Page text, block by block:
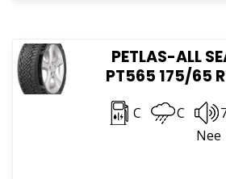
PETLAS-ALL
PT565 175/65
C C
Nee